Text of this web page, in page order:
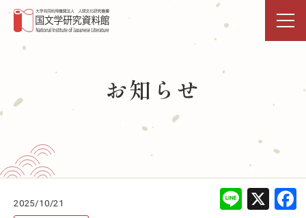
研究活動・共同利用
展示・イベント
図書館
お知らせ
2025/10/21 Line
X